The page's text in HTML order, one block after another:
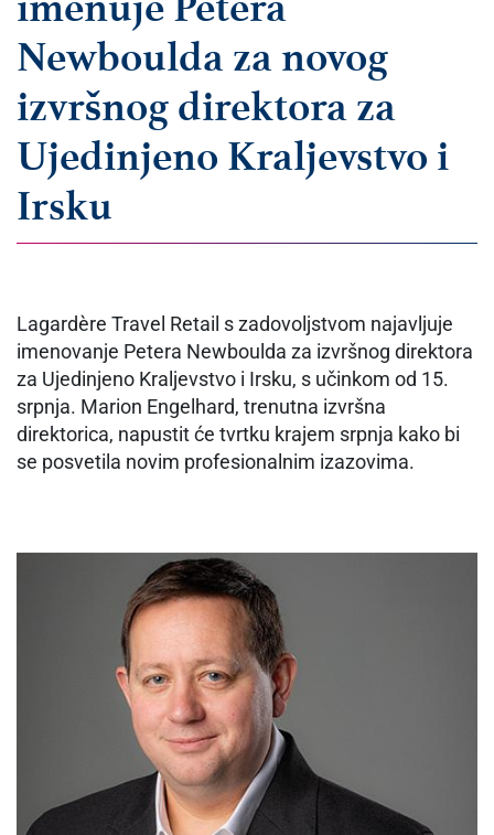
Newboulda za novog
izvršnog direktora za
Ujedinjeno Kraljevstvo i
Irsku
Lagardère Travel Retail s zadovoljstvom najavljuje
imenovanje Petera Newboulda za izvršnog direktora
za Ujedinjeno Kraljevstvo i Irsku, s učinkom od 15.
srpnja. Marion Engelhard, trenutna izvršna
direktorica, napustit će tvrtku krajem srpnja kako bi
se posvetila novim profesionalnim izazovima.